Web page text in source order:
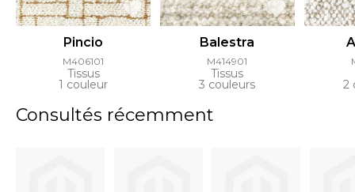
Pincio
M406101
Tissus
1 couleur
Balestra
M414901
Tissus
3 couleurs 2
Consultés récemment